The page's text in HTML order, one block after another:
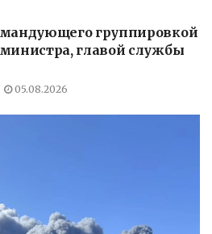
группировкой
главой службы
05.08.2026